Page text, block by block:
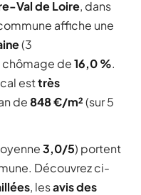
Val de Loire, dans
affiche une
(3
chômage de16,0 %.
esttrès
de848 €/m²(sur 5
3,0/5) portent
Découvrez ci-
, lesavis des